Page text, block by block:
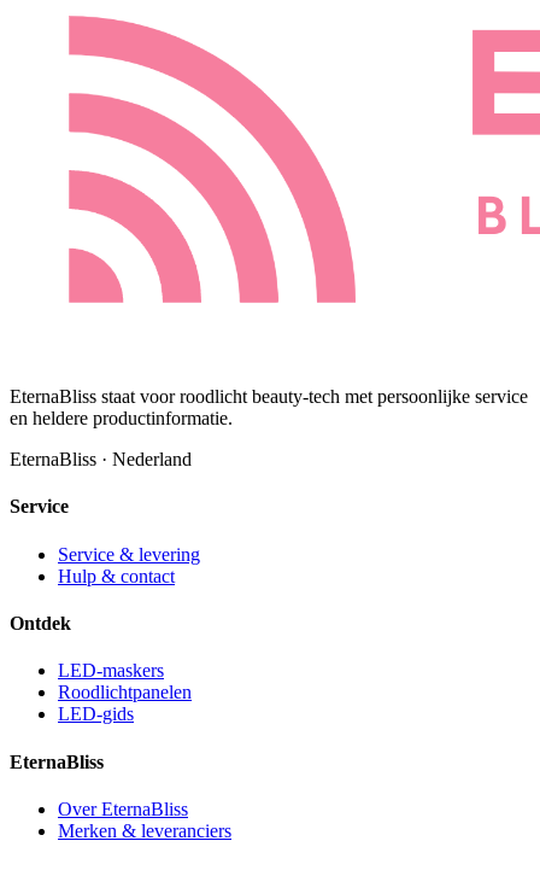
EternaBliss staat voor roodlicht beauty-tech met persoonlijke service
en heldere productinformatie.
EternaBliss · Nederland
Service
Service & levering
Hulp & contact
Ontdek
LED-maskers
Roodlichtpanelen
LED-gids
EternaBliss
Over EternaBliss
Merken & leveranciers